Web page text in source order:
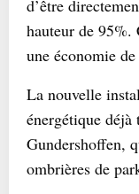
d’être
hauteur de 95%.
une économie
La nouvelle
énergétique
Gundershoffen,
ombrières de